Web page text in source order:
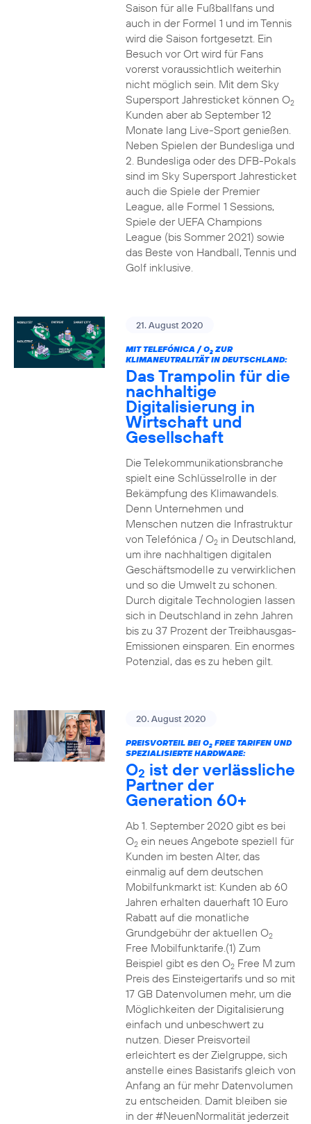
Saison für alle Fußballfans und
auch in der Formel 1 und im Tennis
wird die Saison fortgesetzt. Ein
Besuch vor Ort wird für Fans
vorerst voraussichtlich weiterhin
nicht möglich sein. Mit dem Sky
Supersport Jahresticket können O2
Kunden aber ab September 12
Monate lang Live-Sport genießen.
Neben Spielen der Bundesliga und
2. Bundesliga oder des DFB-Pokals
sind im Sky Supersport Jahresticket
auch die Spiele der Premier
League, alle Formel 1 Sessions,
Spiele der UEFA Champions
League (bis Sommer 2021) sowie
das Beste von Handball, Tennis und
Golf inklusive.
21. August 2020
MIT TELEFÓNICA / O2ZUR
KLIMANEUTRALITÄT IN DEUTSCHLAND:
Das Trampolin für die
nachhaltige
Digitalisierung in
Wirtschaft und
Gesellschaft
Die Telekommunikationsbranche
spielt eine Schlüsselrolle in der
Bekämpfung des Klimawandels.
Denn Unternehmen und
Menschen nutzen die Infrastruktur
von Telefónica / O2in Deutschland,
um ihre nachhaltigen digitalen
Geschäftsmodelle zu verwirklichen
und so die Umwelt zu schonen.
Durch digitale Technologien lassen
sich in Deutschland in zehn Jahren
bis zu 37 Prozent der Treibhausgas-
Emissionen einsparen. Ein enormes
Potenzial, das es zu heben gilt.
20. August 2020
PREISVORTEIL BEI O2FREE TARIFEN UND
SPEZIALISIERTE HARDWARE:
O2 ist der verlässliche
Partner der
Generation 60+
Ab 1. September 2020 gibt es bei
O2ein neues Angebote speziell für
Kunden im besten Alter, das
einmalig auf dem deutschen
Mobilfunkmarkt ist: Kunden ab 60
Jahren erhalten dauerhaft 10 Euro
Rabatt auf die monatliche
Grundgebühr der aktuellen O2
Free Mobilfunktarife.(1) Zum
Beispiel gibt es den O2Free M zum
Preis des Einsteigertarifs und so mit
17 GB Datenvolumen mehr, um die
Möglichkeiten der Digitalisierung
einfach und unbeschwert zu
nutzen. Dieser Preisvorteil
erleichtert es der Zielgruppe, sich
anstelle eines Basistarifs gleich von
Anfang an für mehr Datenvolumen
zu entscheiden. Damit bleiben sie
in der #NeuenNormalität jederzeit